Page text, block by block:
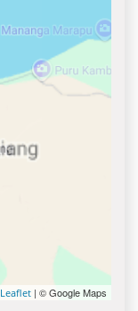
Leaflet | © Google Maps